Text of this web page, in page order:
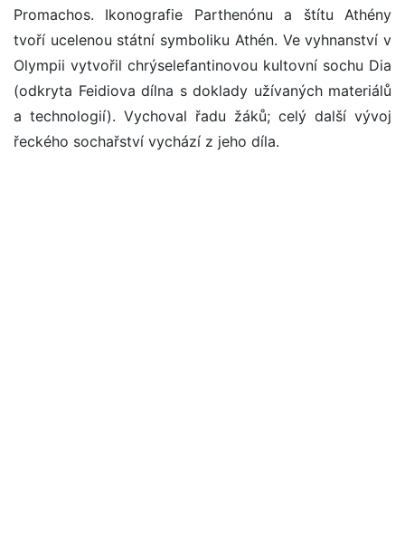
Promachos. Ikonografie Parthenónu a štítu Athény
tvoří ucelenou státní symboliku Athén. Ve vyhnanství v
Olympii vytvořil chrýselefantinovou kultovní sochu Dia
(odkryta Feidiova dílna s doklady užívaných materiálů
a technologií). Vychoval řadu žáků; celý další vývoj
řeckého sochařství vychází z jeho díla.